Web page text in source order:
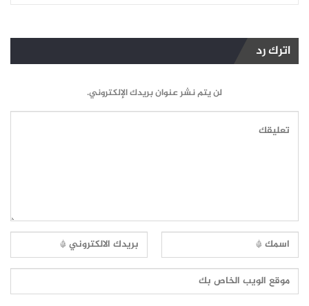
اترك رد
لن يتم نشر عنوان بريدك الإلكتروني.